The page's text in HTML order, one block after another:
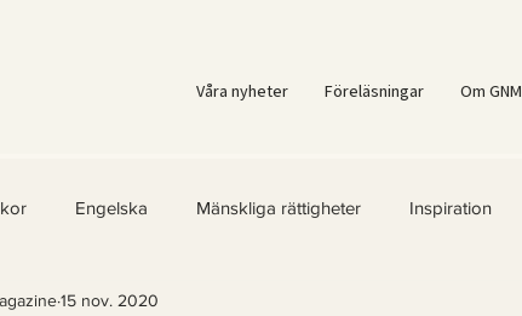
Våra nyheter Föreläsningar Om GNM
Engelska Mänskliga rättigheter Inspiration
Kvinnors rättigheter
15 nov. 2020